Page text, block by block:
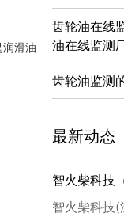
滑油
齿轮油在线
油在线监测
齿轮油监测
最新动态
智火柴科技
智火柴科技